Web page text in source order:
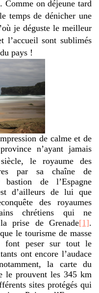
Comme on déjeune tard
temps de dénicher une
je déguste le meilleur
l’accueil sont sublimés
pays !
de calme et de
n’ayant jamais
le royaume des
par sa chaîne de
de l’Espagne
d’ailleurs de lui que
des royaumes
chrétiens qui ne
prise de Grenade[1].
le tourisme de masse
font peser sur tout le
ont encore l’audace
la carte du
le prouvent les 345 km
sites protégés qui